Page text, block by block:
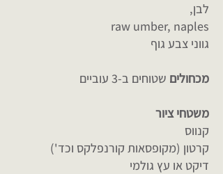
לבן,
raw umber, naples
גווני צבע גוף
מכחולים שטוחים ב-3 עוביים
משטחי ציור
קנווס
קרטון (מקופסאות קורנפלקס וכד')
דיקט או עץ גולמי